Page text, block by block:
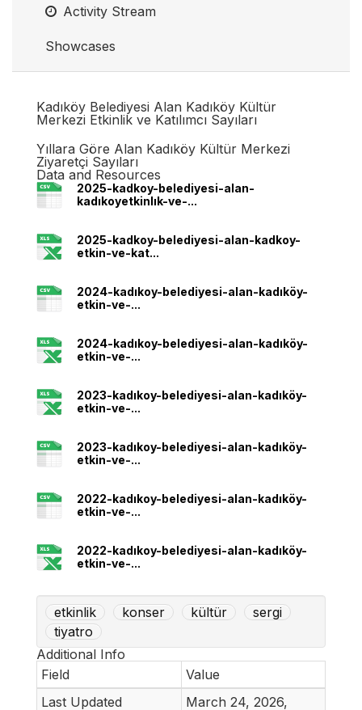
Activity Stream
Showcases
Kadıköy Belediyesi Alan Kadıköy Kültür
Merkezi Etkinlik ve Katılımcı Sayıları
Yıllara Göre Alan Kadıköy Kültür Merkezi
Ziyaretçi Sayıları
Data and Resources
2025-kadkoy-belediyesi-alan-
kadıkoyetkinlık-ve-...
2025-kadkoy-belediyesi-alan-kadkoy-
etkin-ve-kat...
2024-kadıkoy-belediyesi-alan-kadıköy-
etkin-ve-...
2024-kadıkoy-belediyesi-alan-kadıköy-
etkin-ve-...
2023-kadıkoy-belediyesi-alan-kadıköy-
etkin-ve-...
2023-kadıkoy-belediyesi-alan-kadıköy-
etkin-ve-...
2022-kadıkoy-belediyesi-alan-kadıköy-
etkin-ve-...
2022-kadıkoy-belediyesi-alan-kadıköy-
etkin-ve-...
etkinlik konser kültür
sergi
tiyatro
Additional Info
Field
Value
Last Updated
March 24, 2026,